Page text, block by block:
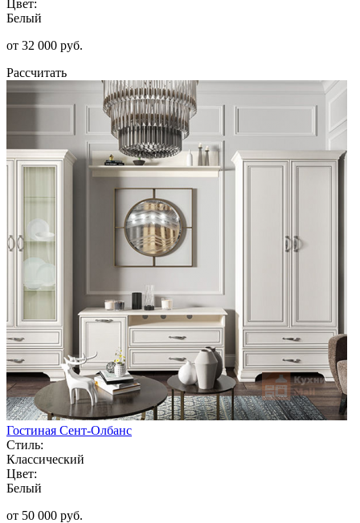
Цвет:
Белый
от 32 000 руб.
Рассчитать
Гостиная Сент-Олбанс
Стиль:
Классический
Цвет:
Белый
от 50 000 руб.